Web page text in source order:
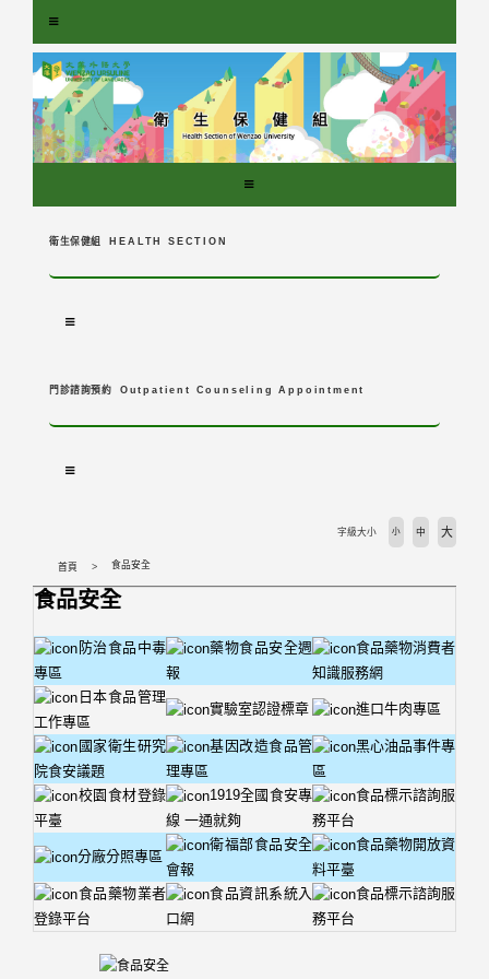
衛生保健組 HEALTH SECTION
門診諮詢預約 Outpatient Counseling Appointment
首頁 食品安全
字級大小 小 中 大
食品安全
防治食品中毒
專區
藥物食品安全週
報
食品藥物消費者
知識服務網
日本食品管理
工作專區
實驗室認證標章 進口牛肉專區
國家衛生研究
院食安議題
基因改造食品管
理專區
黑心油品事件專
區
校園食材登錄
平臺
1919全國食安專
線 一通就夠
食品標示諮詢服
務平台
分廠分照專區
衛福部食品安全
會報
食品藥物開放資
料平臺
食品藥物業者
登錄平台
食品資訊系統入
口網
食品標示諮詢服
務平台